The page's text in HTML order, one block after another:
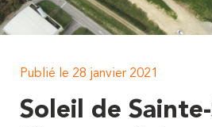
Publié le 28 janvier 2021
Soleil de